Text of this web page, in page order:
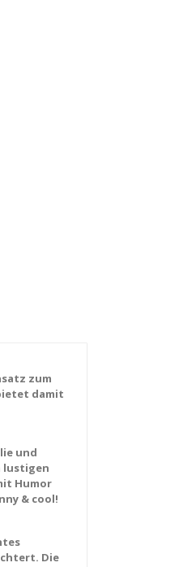
zum
damit
und
lustigen
Humor
& cool!
Die